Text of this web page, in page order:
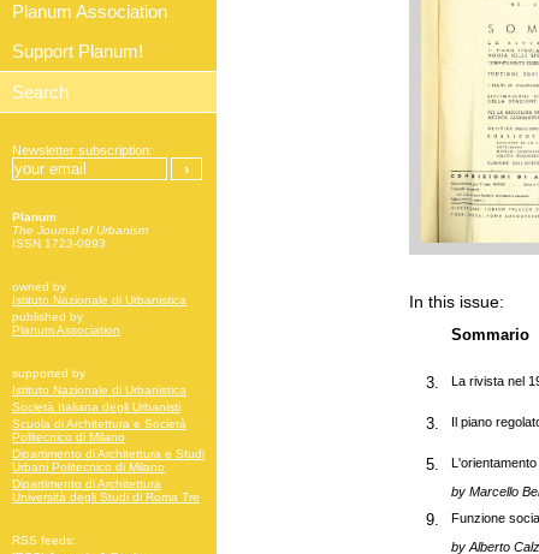
In this issue:
Sommario
3. La rivista nel
3. Il piano
5.
by Marcello
9.
Funzione
by Alberto
Planum Association
Support Planum!
Newsletter subscription:
Planum
The Journal of Urbanism
ISSN 1723-0993
owned by
Istituto Nazionale di Urbanistica
published by
Planum Association
supported by
Istituto Nazionale di Urbanistica
Società Italiana degli Urbanisti
Scuola di Architettura e Società
Politecnico di Milano
Dipartimento di Architettura e Studi
Urbani Politecnico di Milano
Dipartimento di Architettura
Università degli Studi di Roma Tre
RSS feeds: